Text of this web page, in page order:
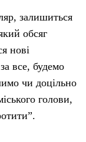
залишиться
обсяг
нові
все, будемо
чи доцільно
голови,